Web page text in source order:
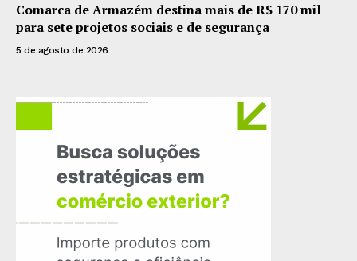
Comarca de Armazém destina mais de R$ 170 mil
para sete projetos sociais e de segurança
5 de agosto de 2026